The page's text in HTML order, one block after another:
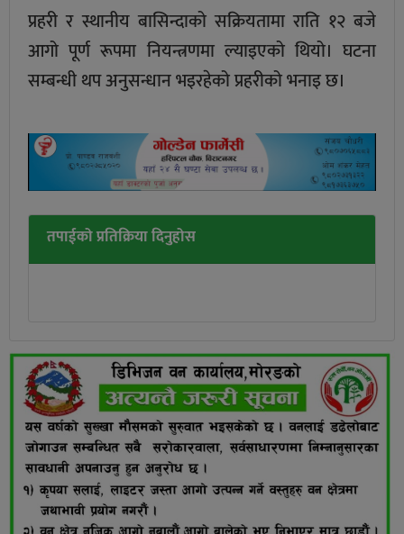
प्रहरी र स्थानीय बासिन्दाको सक्रियतामा राति १२ बजे
आगो पूर्ण रूपमा नियन्त्रणमा ल्याइएको थियो। घटना
सम्बन्धी थप अनुसन्धान भइरहेको प्रहरीको भनाइ छ।
तपाईको प्रतिक्रिया दिनुहोस